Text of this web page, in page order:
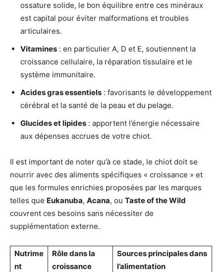
ossature solide, le bon équilibre entre ces minéraux
est capital pour éviter malformations et troubles
articulaires.
Vitamines : en particulier A, D et E, soutiennent la
croissance cellulaire, la réparation tissulaire et le
système immunitaire.
Acides gras essentiels : favorisants le développement
cérébral et la santé de la peau et du pelage.
Glucides et lipides : apportent l’énergie nécessaire
aux dépenses accrues de votre chiot.
Il est important de noter qu’à ce stade, le chiot doit se
nourrir avec des aliments spécifiques « croissance » et
que les formules enrichies proposées par les marques
telles que Eukanuba, Acana, ou Taste of the Wild
couvrent ces besoins sans nécessiter de
supplémentation externe.
Nutrime
nt
Rôle dans la
croissance
Sources principales dans
l’alimentation